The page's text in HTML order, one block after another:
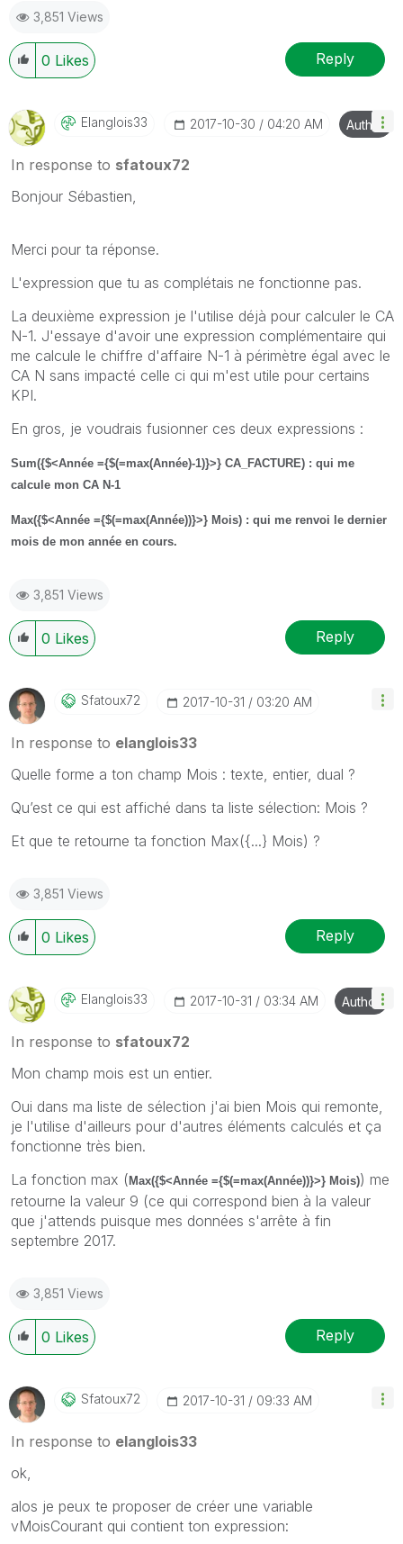
3,851 Views
0 Likes Reply
Elanglois33 ‎2017-10-30 04:20 AM Author
In response to sfatoux72
Bonjour Sébastien,
Merci pour ta réponse.
L'expression que tu as complétais ne fonctionne pas.
La deuxième expression je l'utilise déjà pour calculer le CA
N-1. J'essaye d'avoir une expression complémentaire qui
me calcule le chiffre d'affaire N-1 à périmètre égal avec le
CA N sans impacté celle ci qui m'est utile pour certains
KPI.
En gros, je voudrais fusionner ces deux expressions :
Sum({$<Année ={$(=max(Année)-1)}>} CA_FACTURE) : qui me
calcule mon CA N-1
Max({$<Année ={$(=max(Année))}>} Mois) : qui me renvoi le dernier
mois de mon année en cours.
3,851 Views
0 Likes Reply
Sfatoux72 ‎2017-10-31 03:20 AM
In response to elanglois33
‌Quelle forme a ton champ Mois : texte, entier, dual ?
Qu’est ce qui est affiché dans ta liste sélection: Mois ?
Et que te retourne ta fonction Max({...} Mois) ?
3,851 Views
0 Likes Reply
Elanglois33 ‎2017-10-31 03:34 AM Author
In response to sfatoux72
Mon champ mois est un entier.
Oui dans ma liste de sélection j'ai bien Mois qui remonte,
je l'utilise d'ailleurs pour d'autres éléments calculés et ça
fonctionne très bien.
La fonction max (Max({$<Année ={$(=max(Année))}>} Mois)) me
retourne la valeur 9 (ce qui correspond bien à la valeur
que j'attends puisque mes données s'arrête à fin
septembre 2017.
3,851 Views
0 Likes Reply
Sfatoux72 ‎2017-10-31 09:33 AM
In response to elanglois33
‌ok,
alos je peux te proposer de créer une variable
vMoisCourant qui contient ton expression: